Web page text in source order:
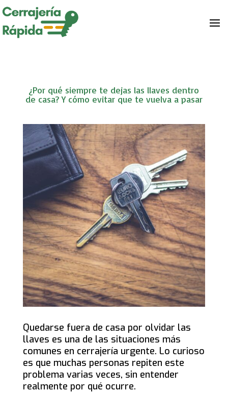
¿Por qué siempre te dejas las llaves dentro
de casa? Y cómo evitar que te vuelva a pasar
Quedarse fuera de casa por olvidar las
llaves es una de las situaciones más
comunes en cerrajería urgente. Lo curioso
es que muchas personas repiten este
problema varias veces, sin entender
realmente por qué ocurre.